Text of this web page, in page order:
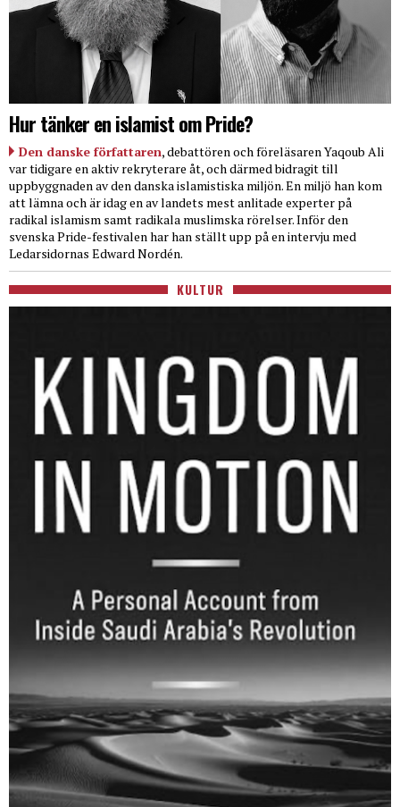
Hur tänker en islamist om Pride?
Den danske författaren, debattören och föreläsaren Yaqoub Ali
var tidigare en aktiv rekryterare åt, och därmed bidragit till
uppbyggnaden av den danska islamistiska miljön. En miljö han kom
att lämna och är idag en av landets mest anlitade experter på
radikal islamism samt radikala muslimska rörelser. Inför den
svenska Pride-festivalen har han ställt upp på en intervju med
Ledarsidornas Edward Nordén.
KULTUR